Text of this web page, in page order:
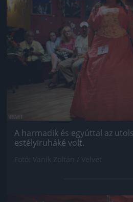
A harmadik és egyúttal az
estélyiruháké volt.